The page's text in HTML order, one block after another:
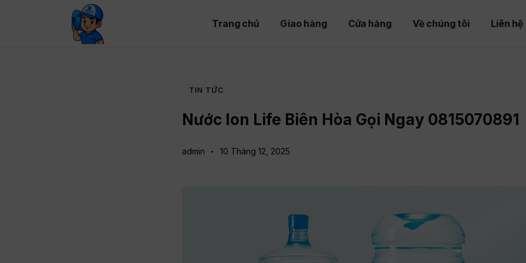
Trang chủ Giao hàng Cửa hàng Về chúng tôi Liên hệ
TIN TỨC
Nước Ion Life Biên Hòa Gọi Ngay 0815070891
admin 10 Tháng 12, 2025